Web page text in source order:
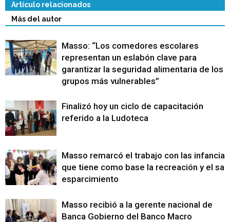
Artículo relacionados
Más del autor
Masso: “Los comedores escolares
representan un eslabón clave para
garantizar la seguridad alimentaria de los
grupos más vulnerables”
Finalizó hoy un ciclo de capacitación
referido a la Ludoteca
Masso remarcó el trabajo con las infancias
que tiene como base la recreación y el
esparcimiento
Masso recibió a la gerente nacional de
Banca Gobierno del Banco Macro